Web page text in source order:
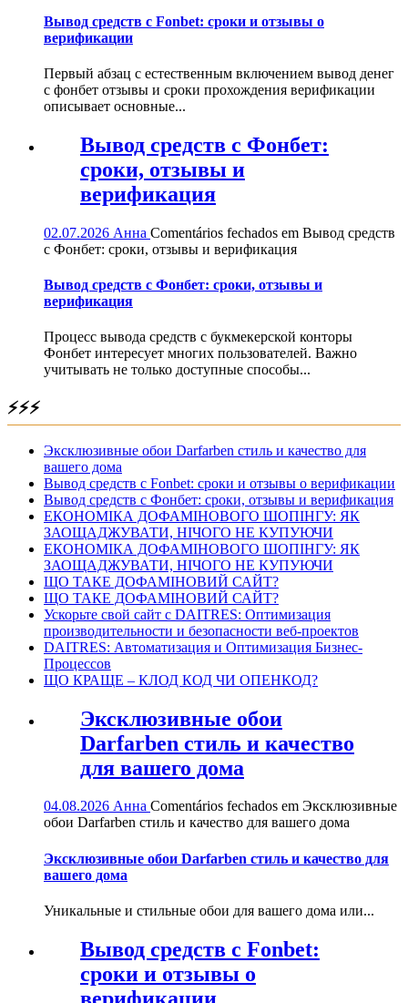
Вывод средств с Fonbet: сроки и отзывы о
верификации
Первый абзац с естественным включением вывод денег
с фонбет отзывы и сроки прохождения верификации
описывает основные...
Вывод средств с Фонбет:
сроки, отзывы и
верификация
02.07.2026 Анна Comentários fechados em Вывод средств
с Фонбет: сроки, отзывы и верификация
Вывод средств с Фонбет: сроки, отзывы и
верификация
Процесс вывода средств с букмекерской конторы
Фонбет интересует многих пользователей. Важно
учитывать не только доступные способы...
⚡⚡⚡
Эксклюзивные обои Darfarben стиль и качество для
вашего дома
Вывод средств с Fonbet: сроки и отзывы о верификации
Вывод средств с Фонбет: сроки, отзывы и верификация
ЕКОНОМІКА ДОФАМІНОВОГО ШОПІНГУ: ЯК
ЗАОЩАДЖУВАТИ, НІЧОГО НЕ КУПУЮЧИ
ЕКОНОМІКА ДОФАМІНОВОГО ШОПІНГУ: ЯК
ЗАОЩАДЖУВАТИ, НІЧОГО НЕ КУПУЮЧИ
ЩО ТАКЕ ДОФАМІНОВИЙ САЙТ?
ЩО ТАКЕ ДОФАМІНОВИЙ САЙТ?
Ускорьте свой сайт с DAITRES: Оптимизация
производительности и безопасности веб-проектов
DAITRES: Автоматизация и Оптимизация Бизнес-
Процессов
ЩО КРАЩЕ – КЛОД КОД ЧИ ОПЕНКОД?
Эксклюзивные обои
Darfarben стиль и качество
для вашего дома
04.08.2026 Анна Comentários fechados em Эксклюзивные
обои Darfarben стиль и качество для вашего дома
Эксклюзивные обои Darfarben стиль и качество для
вашего дома
Уникальные и стильные обои для вашего дома или...
Вывод средств с Fonbet:
сроки и отзывы о